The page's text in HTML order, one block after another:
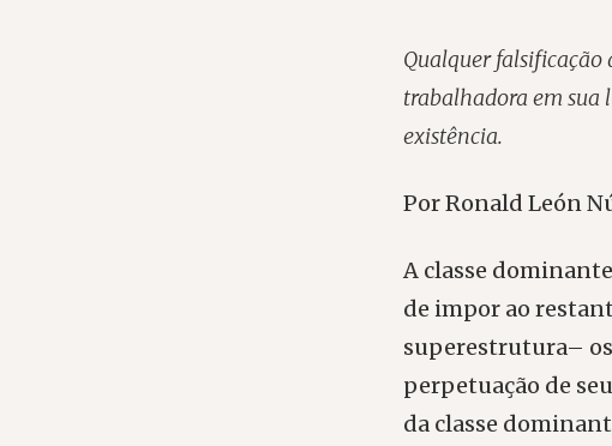
Qualquer falsificação
trabalhadora em sua
existência.
Por Ronald León
A classe
de impor ao
superestrutura–
perpetuação de
da classe